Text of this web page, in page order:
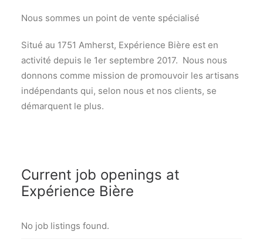
Nous sommes un point de vente spécialisé
Situé au 1751 Amherst, Expérience Bière est en
activité depuis le 1er septembre 2017. Nous nous
donnons comme mission de promouvoir les artisans
indépendants qui, selon nous et nos clients, se
démarquent le plus.
Current job openings at
Expérience Bière
No job listings found.